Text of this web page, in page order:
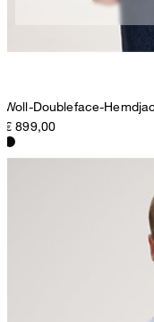
Woll-Doubleface-
€ 899,00